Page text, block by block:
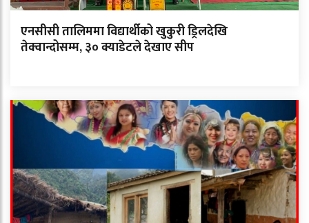
एनसीसी तालिममा विद्यार्थीको खुकुरी ड्रिलदेखि
तेक्वान्दोसम्म, ३० क्याडेटले देखाए सीप